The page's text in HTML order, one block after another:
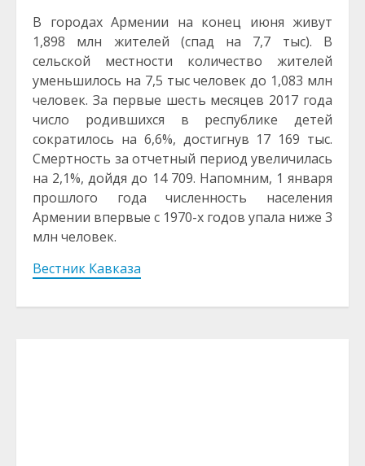
В городах Армении на конец июня живут
1,898 млн жителей (спад на 7,7 тыс). В
сельской местности количество жителей
уменьшилось на 7,5 тыс человек до 1,083 млн
человек. За первые шесть месяцев 2017 года
число родившихся в республике детей
сократилось на 6,6%, достигнув 17 169 тыс.
Смертность за отчетный период увеличилась
на 2,1%, дойдя до 14 709. Напомним, 1 января
прошлого года численность населения
Армении впервые с 1970-х годов упала ниже 3
млн человек.
Вестник Кавказа